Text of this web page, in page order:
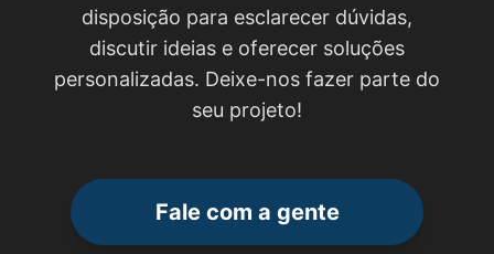
disposição para esclarecer dúvidas,
discutir ideias e oferecer soluções
personalizadas. Deixe-nos fazer parte do
seu projeto!
Fale com a gente